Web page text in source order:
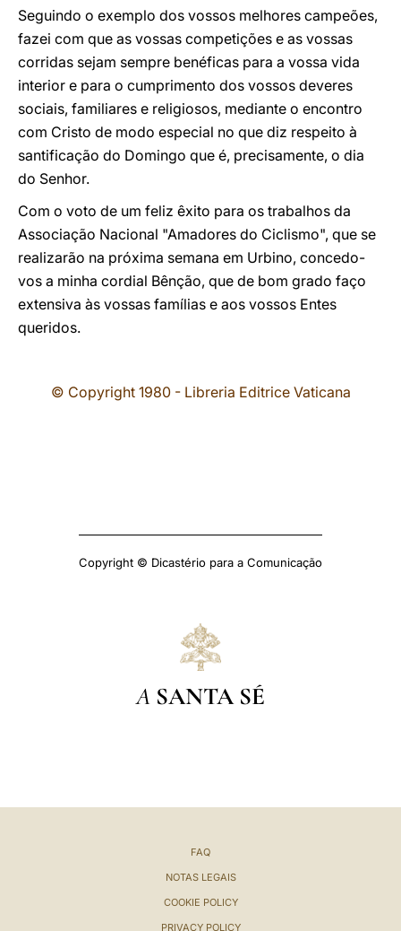
Seguindo o exemplo dos vossos melhores campeões,
fazei com que as vossas competições e as vossas
corridas sejam sempre benéficas para a vossa vida
interior e para o cumprimento dos vossos deveres
sociais, familiares e religiosos, mediante o encontro
com Cristo de modo especial no que diz respeito à
santificação do Domingo que é, precisamente, o dia
do Senhor.
Com o voto de um feliz êxito para os trabalhos da
Associação Nacional "Amadores do Ciclismo", que se
realizarão na próxima semana em Urbino, concedo-
vos a minha cordial Bênção, que de bom grado faço
extensiva às vossas famílias e aos vossos Entes
queridos.
© Copyright 1980 - Libreria Editrice Vaticana
Copyright © Dicastério para a Comunicação
A SANTA SÉ
FAQ
NOTAS LEGAIS
COOKIE POLICY
PRIVACY POLICY